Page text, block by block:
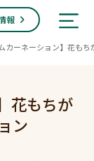
報
ムカーネーション】花も
花もちが
ン